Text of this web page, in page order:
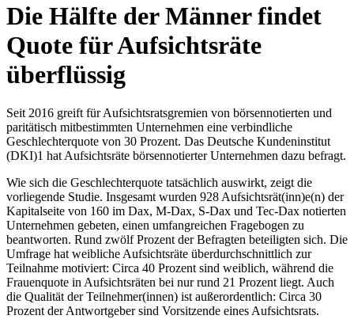
Die Hälfte der Männer findet
Quote für Aufsichtsräte
überflüssig
Seit 2016 greift für Aufsichtsratsgremien von börsennotierten und
paritätisch mitbestimmten Unternehmen eine verbindliche
Geschlechterquote von 30 Prozent. Das Deutsche Kundeninstitut
(DKI)1 hat Aufsichtsräte börsennotierter Unternehmen dazu befragt.
Wie sich die Geschlechterquote tatsächlich auswirkt, zeigt die
vorliegende Studie. Insgesamt wurden 928 Aufsichtsrät(inn)e(n) der
Kapitalseite von 160 im Dax, M-Dax, S-Dax und Tec-Dax notierten
Unternehmen gebeten, einen umfangreichen Fragebogen zu
beantworten. Rund zwölf Prozent der Befragten beteiligten sich. Die
Umfrage hat weibliche Aufsichtsräte überdurchschnittlich zur
Teilnahme motiviert: Circa 40 Prozent sind weiblich, während die
Frauenquote in Aufsichtsräten bei nur rund 21 Prozent liegt. Auch
die Qualität der Teilnehmer(innen) ist außerordentlich: Circa 30
Prozent der Antwortgeber sind Vorsitzende eines Aufsichtsrats.